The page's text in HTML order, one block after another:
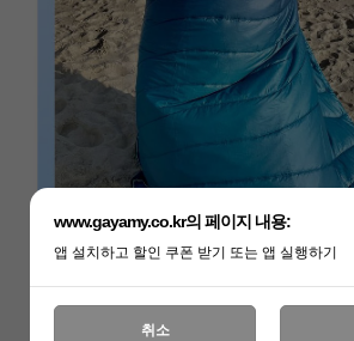
www.gayamy.co.kr의 페이지 내용:
앱 설치하고 할인 쿠폰 받기 또는 앱 실행하기
취소